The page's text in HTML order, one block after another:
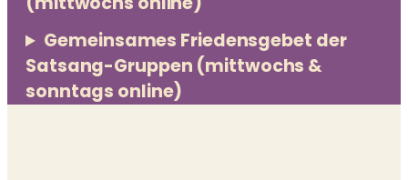
Gemeinsames Friedensgebet der
Satsang-Gruppen (mittwochs &
sonntags online)